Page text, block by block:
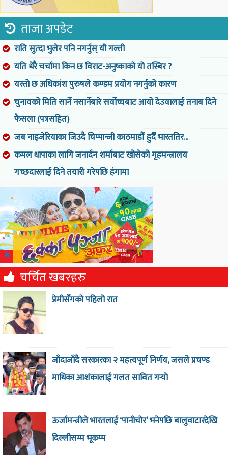
ताजा अपडेट
राति सुत्दा भुलेर पनि नगर्नुस् यी गल्ती
यति धेरै चर्चामा किन छ विराट-अनुष्काको यो तस्बिर ?
यस्तो छ अधिकांश पुरुषले कण्डम प्रयोग नगर्नुको कारण
चुनावको मिति सार्ने नसार्नेबारे सर्वोच्चबाट आयो देउवालाई तनाब दिने
फैसला (पत्रसहित)
जब नाइजेरियाका जिउदै चिम्पान्जी काठमाडौं हुदैँ भारततिर...
कमल थापाका लागि जनार्दन शर्माबाट खोसेको गृहमन्त्रालय
गच्छदारलाई दिने तयारी गरेपछि हंगामा
चर्चित खबरहरु
प्रेमीसँगको पहिलो रात
जाँदाजाँदै सरकारका २ महत्वपूर्ण निर्णय, जसले प्रचण्ड
माथिका आशंकालाई गलत सावित गर्‍याे
ऊर्जामन्त्रीले भारतलाई ‘पानीचोर’ भनेपछि बालुवाटारदेखि
दिल्लीसम्म भूकम्प